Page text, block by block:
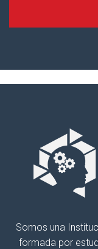
Somos una
formada por